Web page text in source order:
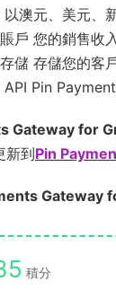
澳元、美元、
戶 您的銷售收
儲 存儲您的客
API Pin
Gateway for
新到Pin
Gateway
積分